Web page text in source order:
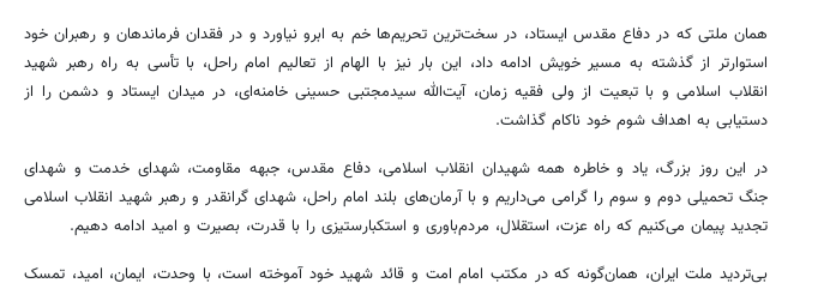
همان ملتی که در دفاع مقدس ایستاد، در سخت‌ترین تحریم‌ها خم به ابرو نیاورد و در فقدان فرماندهان و رهبران خود
استوارتر از گذشته به مسیر خویش ادامه داد، این بار نیز با الهام از تعالیم امام راحل، با تأسی به راه رهبر شهید
انقلاب اسلامی و با تبعیت از ولی فقیه زمان، آیت‌الله سیدمجتبی حسینی خامنه‌ای، در میدان ایستاد و دشمن را از
دستیابی به اهداف شوم خود ناکام گذاشت.
در این روز بزرگ، یاد و خاطره همه شهیدان انقلاب اسلامی، دفاع مقدس، جبهه مقاومت، شهدای خدمت و شهدای
جنگ تحمیلی دوم و سوم را گرامی می‌داریم و با آرمان‌های بلند امام راحل، شهدای گرانقدر و رهبر شهید انقلاب اسلامی
تجدید پیمان می‌کنیم که راه عزت، استقلال، مردم‌باوری و استکبارستیزی را با قدرت، بصیرت و امید ادامه دهیم.
بی‌تردید ملت ایران، همان‌گونه که در مکتب امام امت و قائد شهید خود آموخته است، با وحدت، ایمان، امید، تمسک
روزنامه‌های صبح پنج‌شنبه ۱۵ مرداد ۱۴۰۵ روزنامه‌های ورزشی پنج‌شنبه ۱۵ مرداد ۱۴۰۵